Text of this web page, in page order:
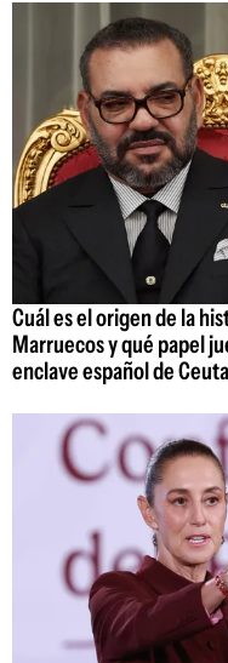
Cuál es el origen de la
Marruecos y qué papel
enclave español de Ceuta